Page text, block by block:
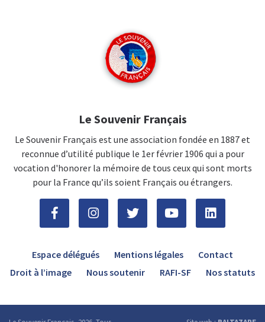
Le Souvenir Français
Le Souvenir Français est une association fondée en 1887 et
reconnue d’utilité publique le 1er février 1906 qui a pour
vocation d'honorer la mémoire de tous ceux qui sont morts
pour la France qu’ils soient Français ou étrangers.
Espace délégués Mentions légales
Contact
Droit à l’image
Nous soutenir RAFI-SF Nos statuts